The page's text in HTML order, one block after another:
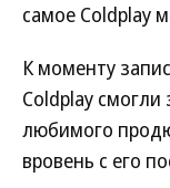
самое Coldplay
К моменту
Coldplay смогли
любимого
вровень с его